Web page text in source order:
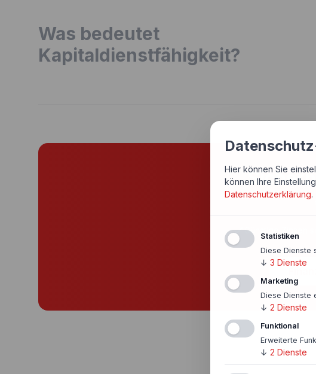
Was bedeutet
Kapitaldienstfähigkeit?
Günstige Zinsen
Hier können Sie
können Ihre
Datenschutzerklärung.
Statistiken
Diese Dienste
↓ 3 Dienste
Marketing
Diese Dienste
↓ 2 Dienste
Funktional
Erweiterte
↓ 2 Dienste